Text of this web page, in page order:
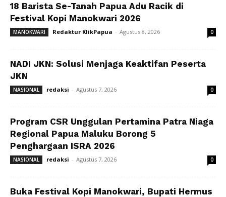
18 Barista Se-Tanah Papua Adu Racik di
Festival Kopi Manokwari 2026
MANOKWARI Redaktur KlikPapua - Agustus 8, 2026 0
NADI JKN: Solusi Menjaga Keaktifan Peserta
JKN
NASIONAL redaksi - Agustus 7, 2026 0
Program CSR Unggulan Pertamina Patra Niaga
Regional Papua Maluku Borong 5
Penghargaan ISRA 2026
NASIONAL redaksi - Agustus 7, 2026 0
Buka Festival Kopi Manokwari, Bupati Hermus